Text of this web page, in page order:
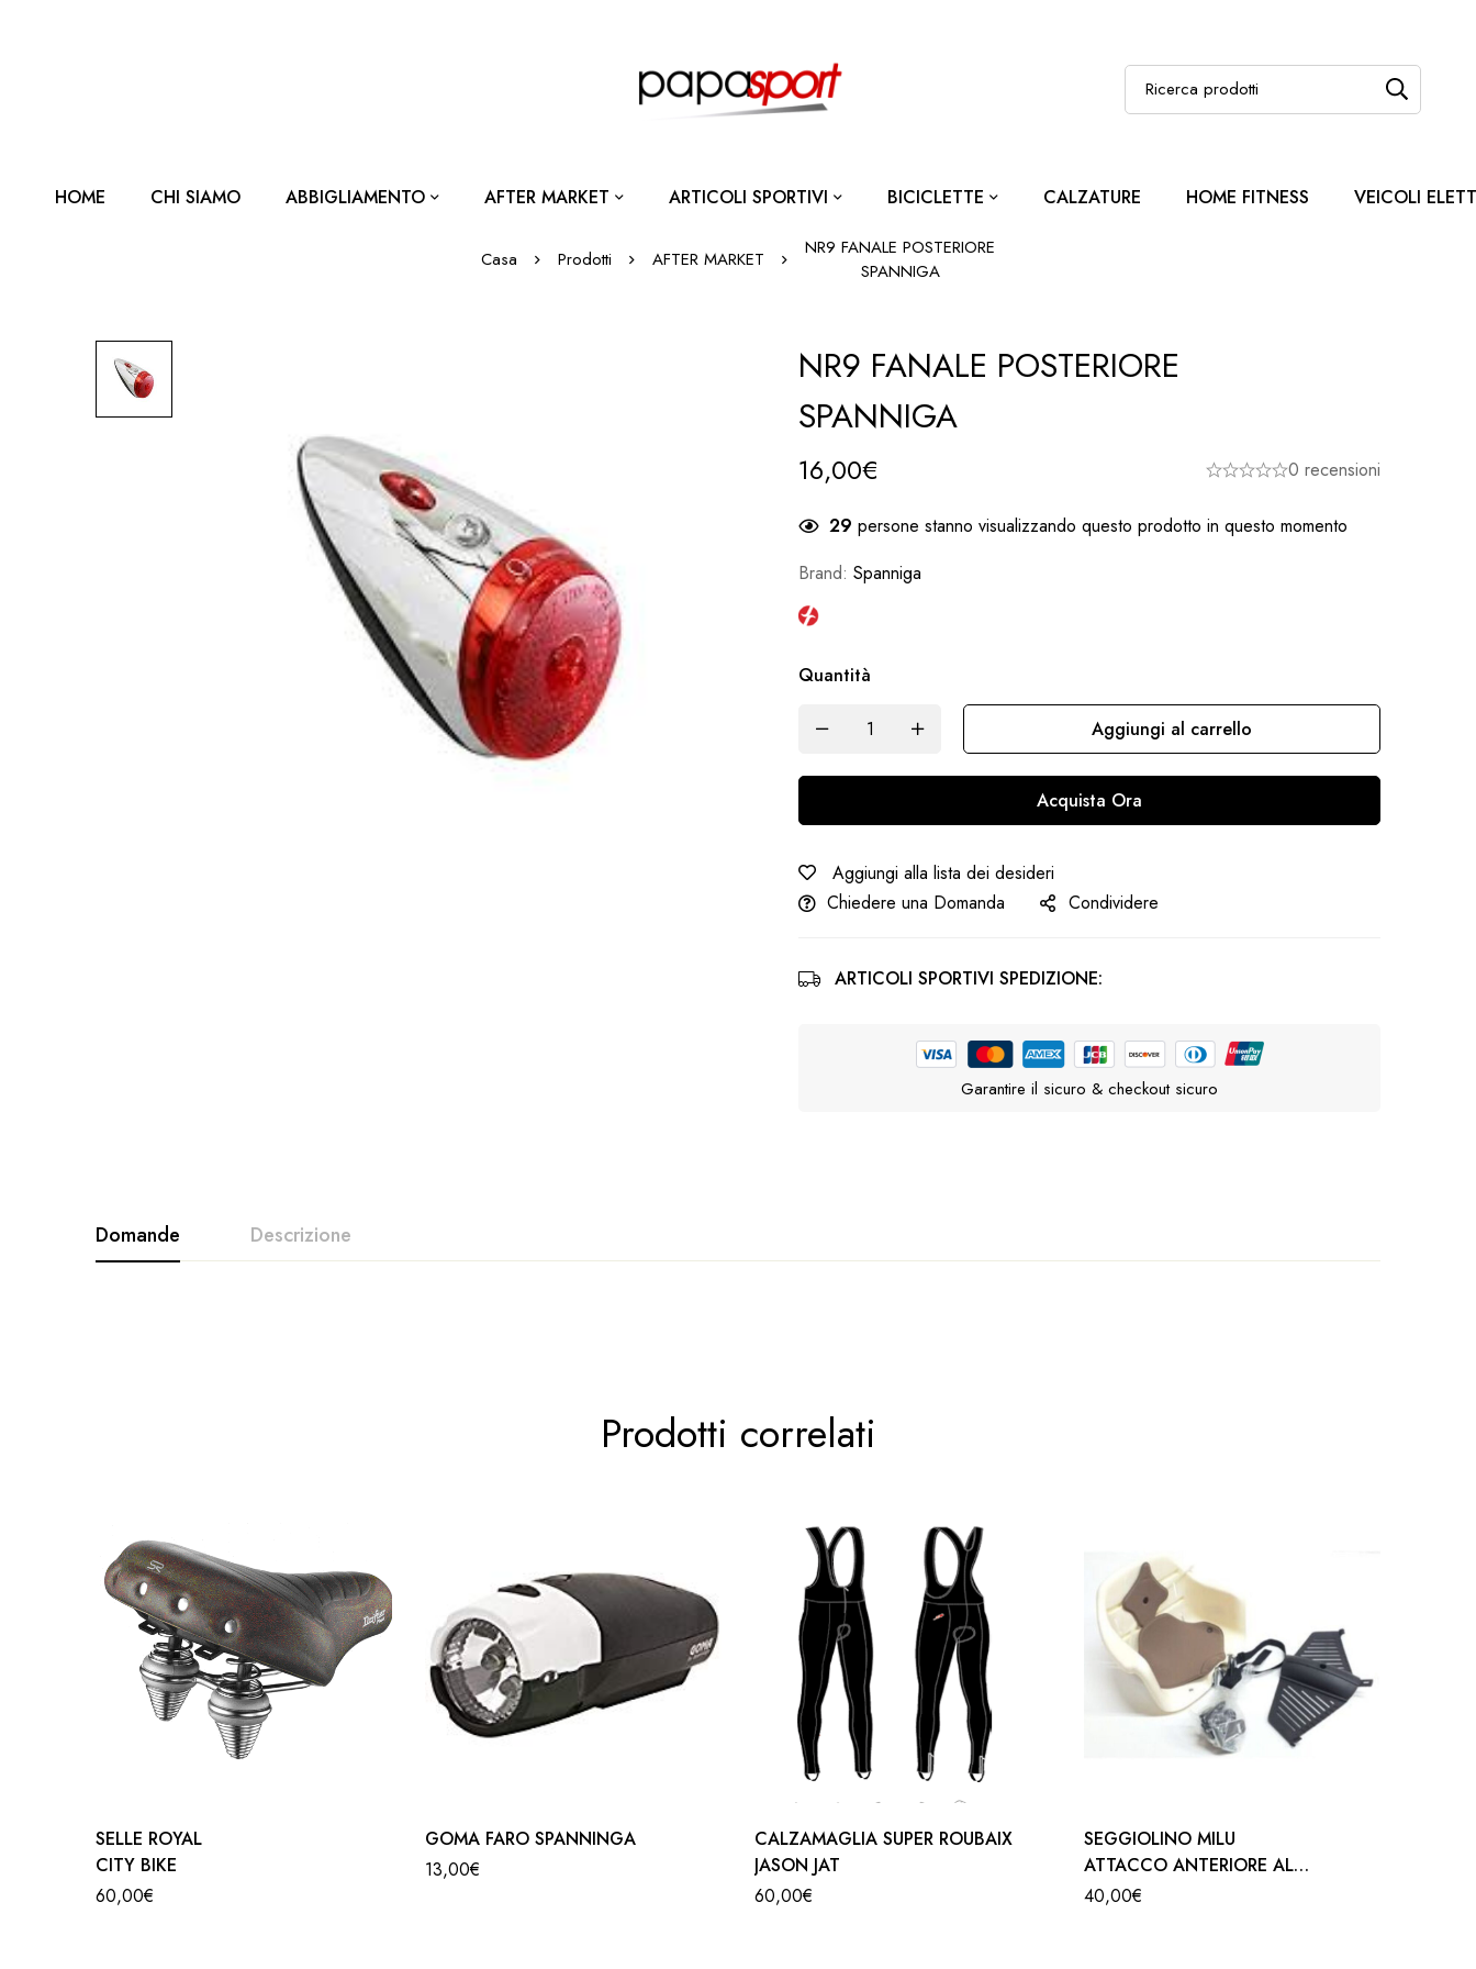
HOME CHI SIAMO ABBIGLIAMENTO AFTER MARKET ARTICOLI SPORTIVI BICICLETTE CALZATURE HOME FITNESS VEICOLI
Casa Prodotti AFTER MARKET
NR9 FANALE POSTERIORE
SPANNIGA
NR9 FANALE POSTERIORE
SPANNIGA
16,00€ 0 recensioni
29 persone stanno visualizzando questo prodotto in questo momento
Brand: Spanniga
Quantità
Aggiungi al carrello
Acquista Ora
Aggiungi alla lista dei desideri
Chiedere una Domanda
Condividere
ARTICOLI SPORTIVI SPEDIZIONE:
Garantire il sicuro & checkout sicuro
Domande Descrizione
In base alla modalità di alimentazione:
fari da bicicletta con o senza batteriaed anche leluci ad induzione
In base ailumen prodotti, ovvero in base alla quantità, ampiezza e profondità di luce generata
dalla luce/faro stesso.
papasport
Prodotti correlati
SELLE ROYAL
CITY BIKE
60,00€
GOMA FARO SPANNINGA
13,00€
CALZAMAGLIA SUPER ROUBAIX
JASON JAT
60,00€
SEGGIOLINO MILU
ATTACCO ANTERIORE AL
MANUBRIO
40,00€